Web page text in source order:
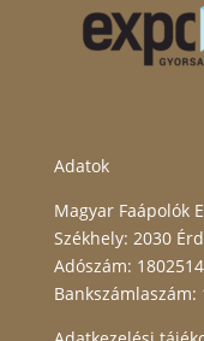
Adatok
Magyar Faápolók
Székhely: 2030
Adószám:
Bankszámlaszám: